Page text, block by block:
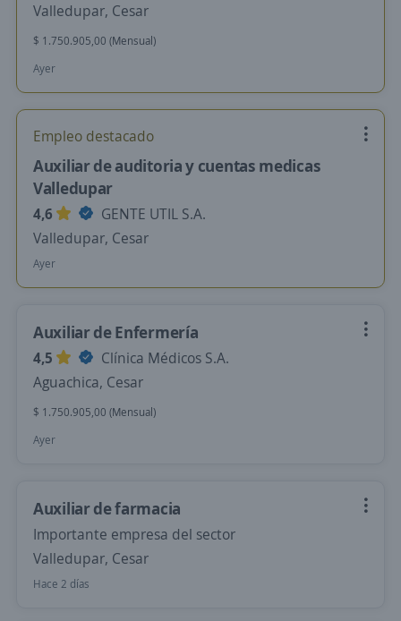
Valledupar, Cesar
$ 1.750.905,00 (Mensual)
Ayer
Empleo destacado
Auxiliar de auditoria y cuentas medicas
Valledupar
4,6
GENTE UTIL S.A.
Valledupar, Cesar
Ayer
Auxiliar de Enfermería
4,5
Clínica Médicos S.A.
Aguachica, Cesar
$ 1.750.905,00 (Mensual)
Ayer
Auxiliar de farmacia
Importante empresa del sector
Valledupar, Cesar
Hace 2 días